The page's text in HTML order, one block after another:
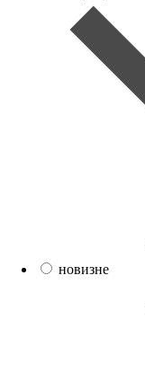
новизне